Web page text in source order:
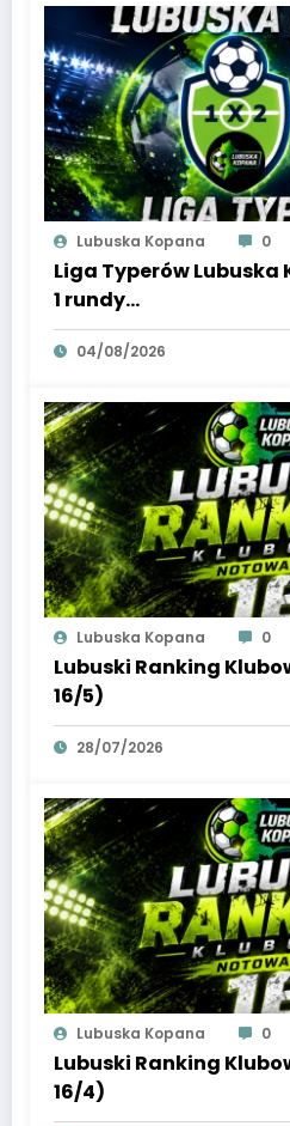
Lubuska Kopana 0
Liga Typerów
1 rundy…
04/08/2026
Lubuska Kopana 0
Lubuski Ranking
16/5)
28/07/2026
Lubuska Kopana 0
Lubuski Ranking
16/4)